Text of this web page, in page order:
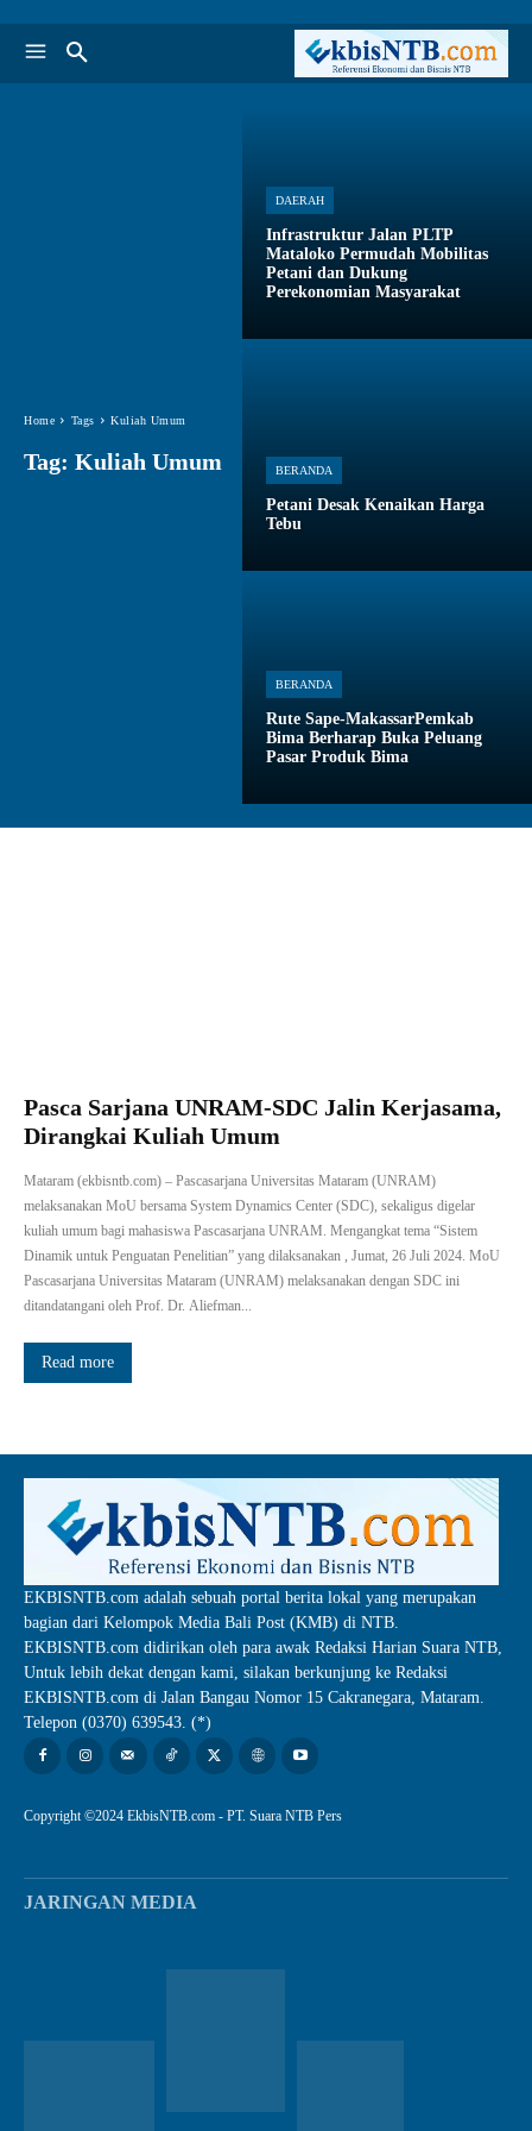
Home Tags Kuliah Umum
Tag: Kuliah Umum
DAERAH
Infrastruktur Jalan PLTP
Mataloko Permudah Mobilitas
Petani dan Dukung
Perekonomian Masyarakat
BERANDA
Petani Desak Kenaikan Harga
Tebu
BERANDA
Rute Sape-MakassarPemkab
Bima Berharap Buka Peluang
Pasar Produk Bima
Pasca Sarjana UNRAM-SDC Jalin Kerjasama,
Dirangkai Kuliah Umum
Mataram (ekbisntb.com) – Pascasarjana Universitas Mataram (UNRAM)
melaksanakan MoU bersama System Dynamics Center (SDC), sekaligus digelar
kuliah umum bagi mahasiswa Pascasarjana UNRAM. Mengangkat tema “Sistem
Dinamik untuk Penguatan Penelitian” yang dilaksanakan , Jumat, 26 Juli 2024. MoU
Pascasarjana Universitas Mataram (UNRAM) melaksanakan dengan SDC ini
ditandatangani oleh Prof. Dr. Aliefman...
Read more
EKBISNTB.com adalah sebuah portal berita lokal yang merupakan
bagian dari Kelompok Media Bali Post (KMB) di NTB.
EKBISNTB.com didirikan oleh para awak Redaksi Harian Suara NTB,
Untuk lebih dekat dengan kami, silakan berkunjung ke Redaksi
EKBISNTB.com di Jalan Bangau Nomor 15 Cakranegara, Mataram.
Telepon (0370) 639543. (*)
Copyright ©2024 EkbisNTB.com - PT. Suara NTB Pers
JARINGAN MEDIA